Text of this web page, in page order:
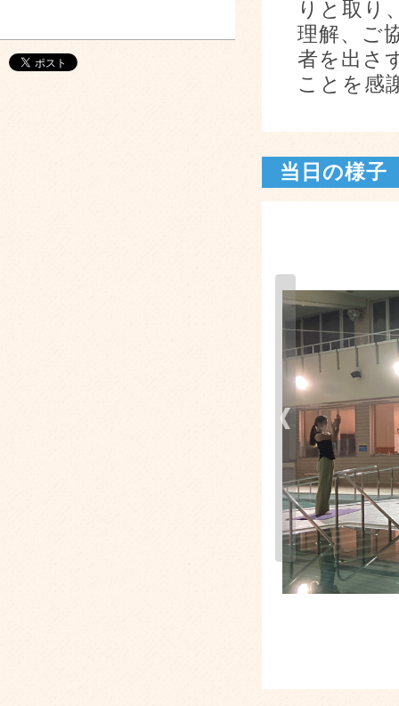
りと取り
理解、ご
者を出さ
ことを感
当日の様子